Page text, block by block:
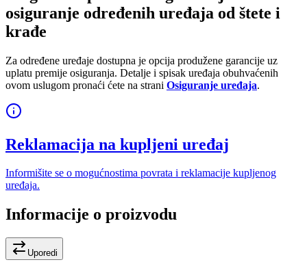
osiguranje određenih uređaja od štete i
krađe
Za određene uređaje dostupna je opcija produžene garancije uz
uplatu premije osiguranja. Detalje i spisak uređaja obuhvaćenih
ovom uslugom pronaći ćete na strani Osiguranje uređaja.
Reklamacija na kupljeni uređaj
Informišite se o mogućnostima povrata i reklamacije kupljenog
uređaja.
Informacije o proizvodu
Uporedi